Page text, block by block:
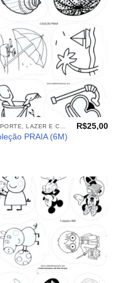
Adicionar
aos
desejos
PRAIA (6M)
R$25,00
Adicionar
aos
desejos